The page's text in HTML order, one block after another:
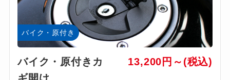
バイク・原付き
バイク・原付きカ
13,200円～(税込)